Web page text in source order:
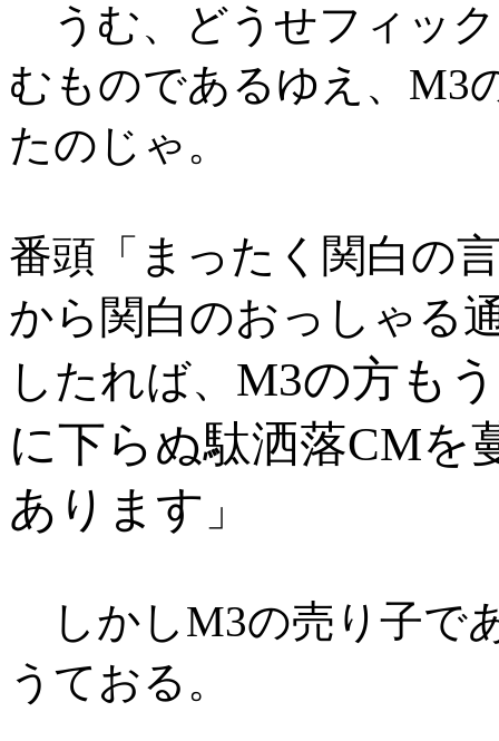
うむ、どうせフィッ
むものであるゆえ、M3
たのじゃ。
番頭「 まったく関白の
から関白のおっしゃる
したれば、 M3の方も
に下らぬ駄洒落CMを
あります 」
しかしM3の売り子で
うておる。